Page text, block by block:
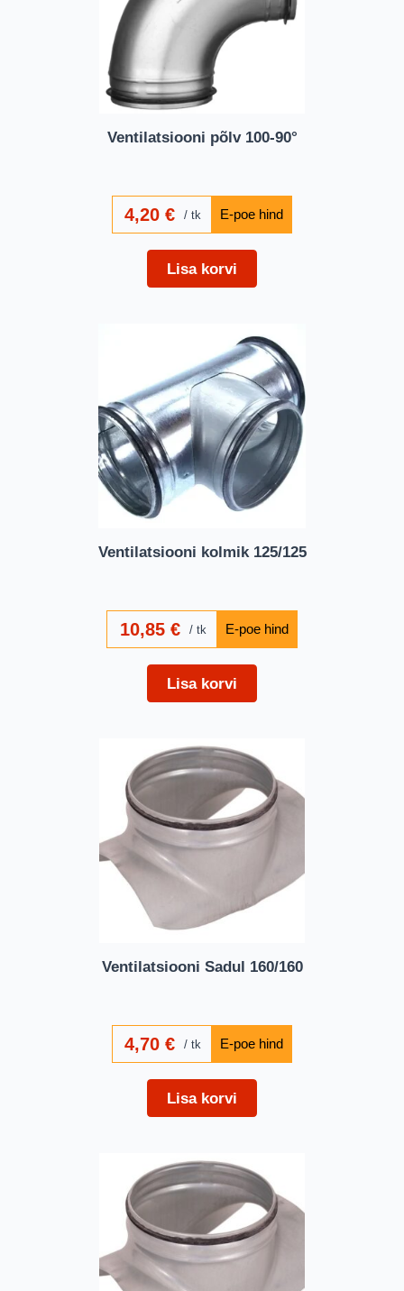
Ventilatsiooni põlv 100-90°
4,20€ tk
Lisa korvi
Ventilatsiooni kolmik 125/125
10,85 € tk
Lisa korvi
Ventilatsiooni Sadul 160/160
4,70€ tk
Lisa korvi